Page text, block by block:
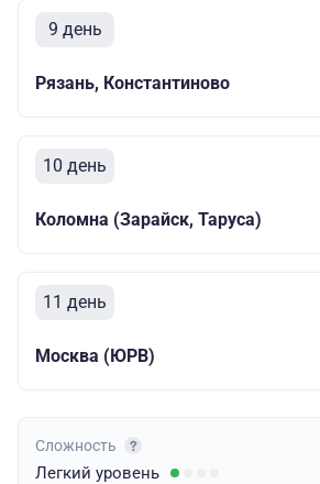
9 день
Рязань, Константиново
10 день
Коломна (Зарайск, Таруса)
11 день
Москва (ЮРВ)
Сложность
Легкий уровень